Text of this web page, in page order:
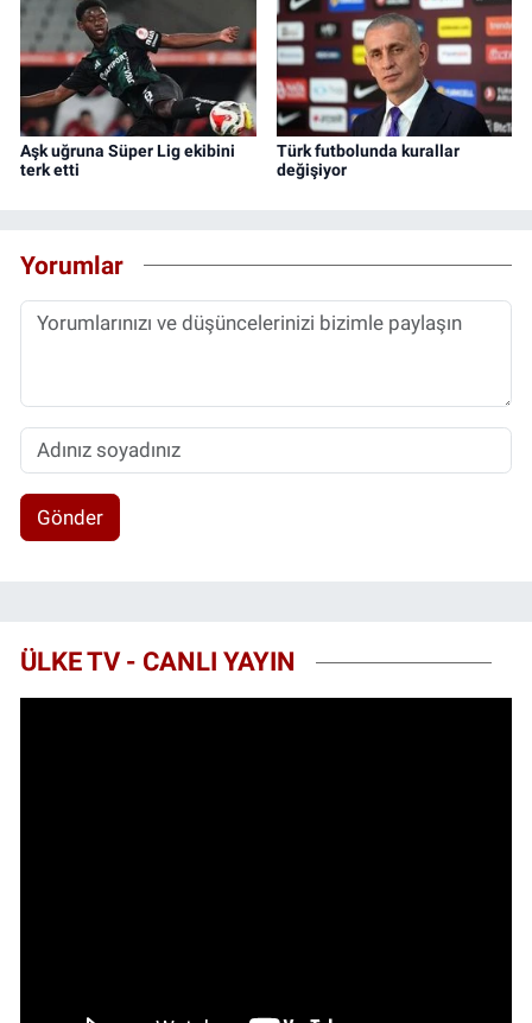
Aşk uğruna Süper Lig ekibini
terk etti
Türk futbolunda kurallar
değişiyor
Yorumlar
Gönder
ÜLKE TV - CANLI YAYIN